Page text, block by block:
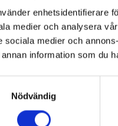
enhetsidentifierare
medier och analysera
sociala medier och
annan information som du
Nödvändig
antalet flyttar